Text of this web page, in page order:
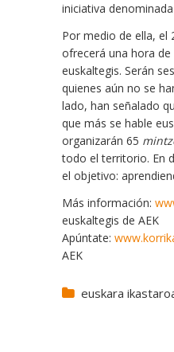
iniciativa
Por medio de ella, el
ofrecerá una hora
euskaltegis. Serán
quienes aún no se
lado, han señalado
que más se hable
organizarán 65
todo el territorio. En
el objetivo:
Más información:
euskaltegis de AEK
Apúntate:
AEK
euskara